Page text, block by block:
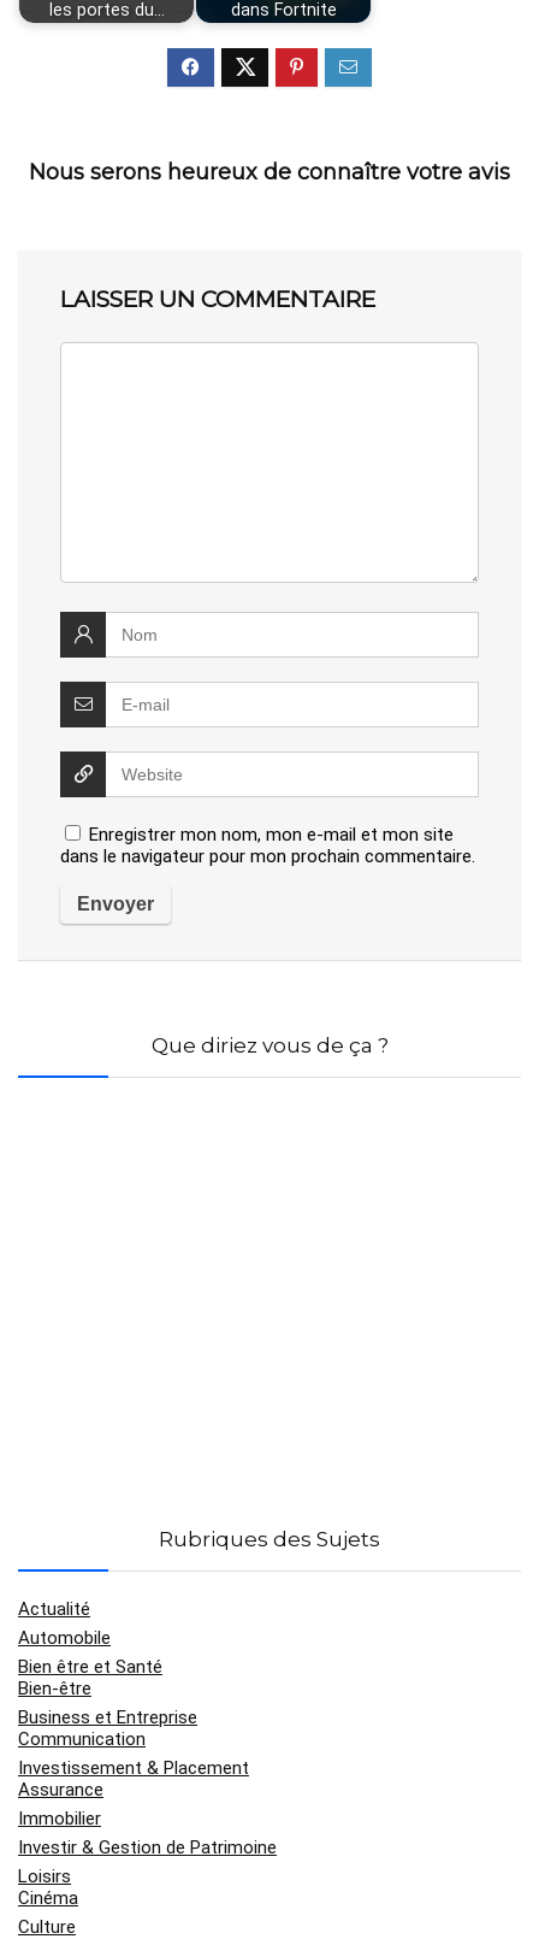
les portes du…
dans Fortnite
Nous serons heureux de connaître votre avis
LAISSER UN COMMENTAIRE
Enregistrer mon nom, mon e-mail et mon site
dans le navigateur pour mon prochain commentaire.
Que diriez vous de ça ?
Rubriques des Sujets
Actualité
Automobile
Bien être et Santé
Bien-être
Business et Entreprise
Communication
Investissement & Placement
Assurance
Immobilier
Investir & Gestion de Patrimoine
Loisirs
Cinéma
Culture